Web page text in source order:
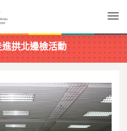
拱北邊檢活動